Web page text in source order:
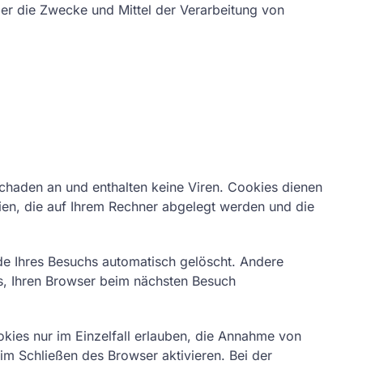
die Zwecke und Mittel der Verarbeitung von
an und enthalten keine Viren. Cookies dienen
die auf Ihrem Rechner abgelegt werden und die
Ihres Besuchs automatisch gelöscht. Andere
Ihren Browser beim nächsten Besuch
nur im Einzelfall erlauben, die Annahme von
Schließen des Browser aktivieren. Bei der